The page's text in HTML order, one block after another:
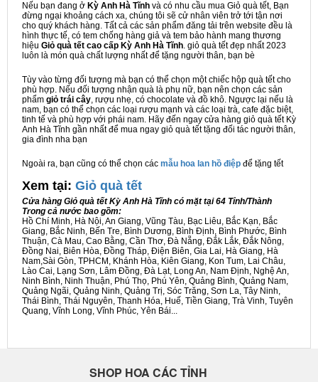
Nếu bạn đang ở Kỳ Anh Hà Tĩnh và có nhu cầu mua Giỏ quà tết, Bạn
đừng ngại khoảng cách xa, chúng tôi sẽ cử nhân viên trở tới tận nơi
cho quý khách hàng. Tất cả các sản phẩm đăng tải trên website đều là
hình thực tế, có tem chống hàng giả và tem bảo hành mang thương
hiệu Giỏ quà tết cao cấp Kỳ Anh Hà Tĩnh. giỏ quà tết đẹp nhất 2023
luôn là món quà chất lượng nhất để tặng người thân, bạn bè
Tùy vào từng đối tượng mà bạn có thể chọn một chiếc hộp quà tết cho
phù hợp. Nếu đối tượng nhận quà là phụ nữ, bạn nên chọn các sản
phẩm giỏ trái cây, rượu nhẹ, có chocolate và đồ khô. Ngược lại nếu là
nam, bạn có thể chọn các loại rượu mạnh và các loại trà, cafe đặc biệt,
tinh tế và phù hợp với phái nam. Hãy đến ngay cửa hàng giỏ quà tết Kỳ
Anh Hà Tĩnh gần nhất để mua ngay giỏ quà tết tặng đối tác người thân,
gia đình nha bạn
Ngoài ra, bạn cũng có thể chọn các mẫu hoa lan hồ điệp để tặng tết
Xem tại: Giỏ quà tết
Cửa hàng Giỏ quà tết Kỳ Anh Hà Tĩnh có mặt tại 64 Tỉnh/Thành
Trong cả nước bao gồm:
Hồ Chí Minh, Hà Nội, An Giang, Vũng Tàu, Bạc Liêu, Bắc Kạn, Bắc
Giang, Bắc Ninh, Bến Tre, Bình Dương, Bình Định, Bình Phước, Bình
Thuận, Cà Mau, Cao Bằng, Cần Thơ, Đà Nẵng, Đắk Lắk, Đắk Nông,
Đồng Nai, Biên Hòa, Đồng Tháp, Điện Biên, Gia Lai, Hà Giang, Hà
Nam,Sài Gòn, TPHCM, Khánh Hòa, Kiên Giang, Kon Tum, Lai Châu,
Lào Cai, Lạng Sơn, Lâm Đồng, Đà Lạt, Long An, Nam Định, Nghệ An,
Ninh Bình, Ninh Thuận, Phú Thọ, Phú Yên, Quảng Bình, Quảng Nam,
Quảng Ngãi, Quảng Ninh, Quảng Trị, Sóc Trăng, Sơn La, Tây Ninh,
Thái Bình, Thái Nguyên, Thanh Hóa, Huế, Tiền Giang, Trà Vinh, Tuyên
Quang, Vĩnh Long, Vĩnh Phúc, Yên Bái...
SHOP HOA CÁC TỈNH